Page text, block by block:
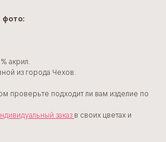
фото:
акрил.
из города Чехов.
проверьте подходит ли вам изделие по
заказ в своих цветах и